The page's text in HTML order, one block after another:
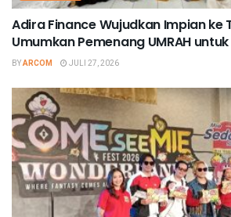
Adira Finance Wujudkan Impian ke
Umumkan Pemenang UMRAH
BYARCOM JULI 27, 2026